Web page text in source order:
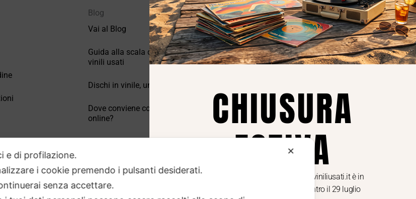
Blog
Vai al Blog
Guida alla scala di valutazione dei
vinili usati
Dischi in vinile, un po’ di storia.
Dove conviene comprare vinili
online?
Privacy
Privacy Policy
Cookie Policy (UE)
✕
e di profilazione.
i cookie premendo i pulsanti desiderati.
senza accettare.
CHIUSURA
ESTIVA
Dal 29 luglio al 31 agosto venditaviniliusati.it è in
pausa estiva. Gli ordini ricevuti entro il 29 luglio